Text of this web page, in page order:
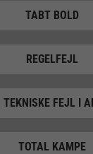
TABT BOLD
REGELFEJL
TEKNISKE FEJL I
TOTAL KAMPE